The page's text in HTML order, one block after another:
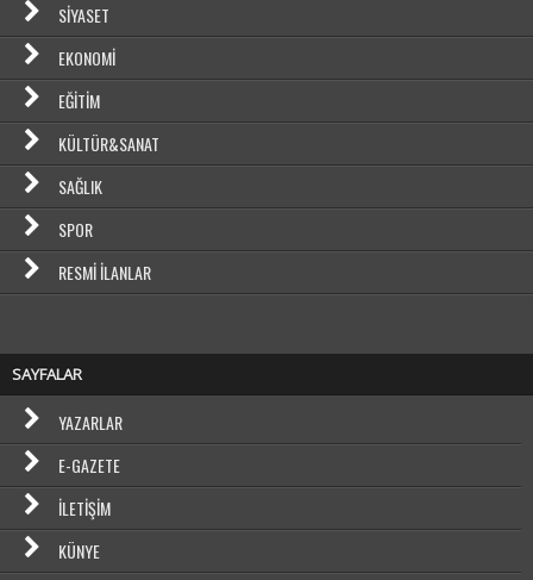
SIYASET
EKONOMI
EĞITIM
KÜLTÜR&SANAT
SAĞLIK
SPOR
RESMI İLANLAR
SAYFALAR
YAZARLAR
E-GAZETE
İLETIŞIM
KÜNYE